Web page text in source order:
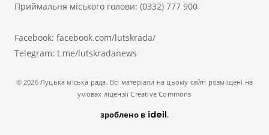
Приймальня міського голови: (0332) 777 900
Facebook: facebook.com/lutskrada/
Telegram: t.me/lutskradanews
© 2026 Луцька міська рада. Всі матеріали на цьому сайті розміщені на
умовах ліцензії Creative Commons
зроблено в